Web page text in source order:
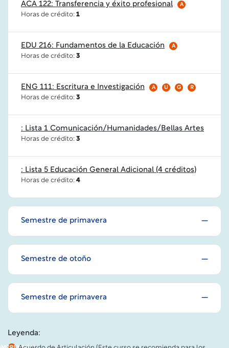
ACA 122: Transferencia y éxito profesional A
Horas de crédito: 1
EDU 216: Fundamentos de la Educación A
Horas de crédito: 3
ENG 111: Escritura e Investigación A U G R
Horas de crédito: 3
: Lista 1 Comunicación/Humanidades/Bellas Artes
Horas de crédito: 3
: Lista 5 Educación General Adicional (4 créditos)
Horas de crédito: 4
Semestre de primavera
Semestre de otoño
Semestre de primavera
Leyenda: